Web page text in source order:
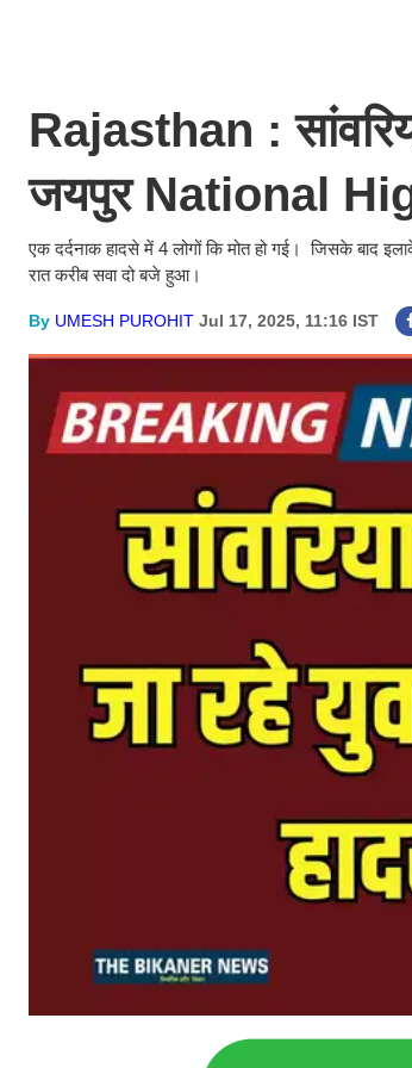
Rajasthan :
जयपुर National
एक दर्दनाक हादसे में 4 लोगों कि मोत हो गई। जिसके बाद
रात करीब सवा दो बजे हुआ।
By UMESH PUROHIT Jul 17, 2025, 11:16 IST